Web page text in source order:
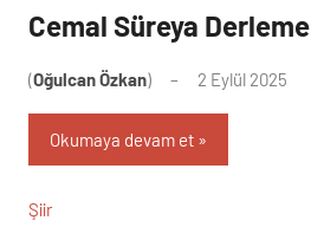
Cemal Süreya Derleme
(Oğulcan Özkan) 2 Eylül 2025
Okumaya devam et
Şiir